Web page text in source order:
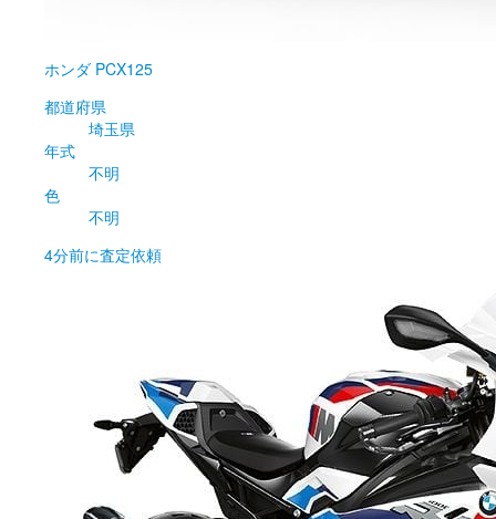
ホンダ PCX125
都道府県
埼玉県
年式
不明
色
不明
4分前に査定依頼